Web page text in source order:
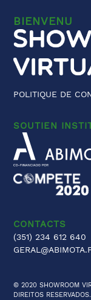
BIENVENU
POLITIQUE DE
SOUTIEN
CONTACTS
(351) 234 612 640
© 2020 SHOWROOM
DIREITOS RESERVADOS.